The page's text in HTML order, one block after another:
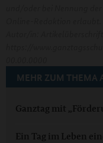
MEHR ZUM THEMA
Ganztag mit
Ein Tag im Leben